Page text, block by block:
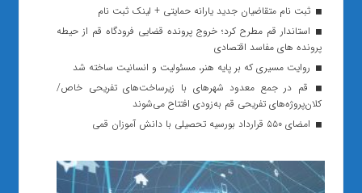
ثبت نام متقاضیان جدید یارانه حمایتی + لینک ثبت نام
استاندار قم مطرح کرد؛ خروج پرونده قضایی فرودگاه قم از حیطه
پرونده های مفاسد اقتصادی
روایت مسیری که بر پایه هنر، مسئولیت و انسانیت ساخته شد
قم در جمع معدود شهرهای با زیرساخت‌های تفریحی خاص/
کلان‌پروژه‌های تفریحی قم به‌زودی افتتاح می‌شوند
امضای ۵۵۰ قرارداد بورسیه تحصیلی با دانش آموزان قمی